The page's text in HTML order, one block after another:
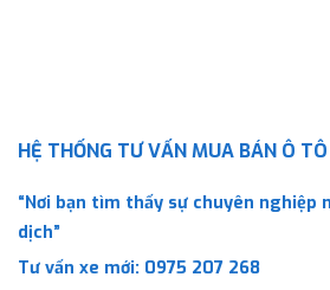
HỆ THỐNG TƯ VẤN MUA BÁN Ô
“Nơi bạn tìm thấy sự chuyên nghiệp
dịch”
Tư vấn xe mới: 0975 207 268